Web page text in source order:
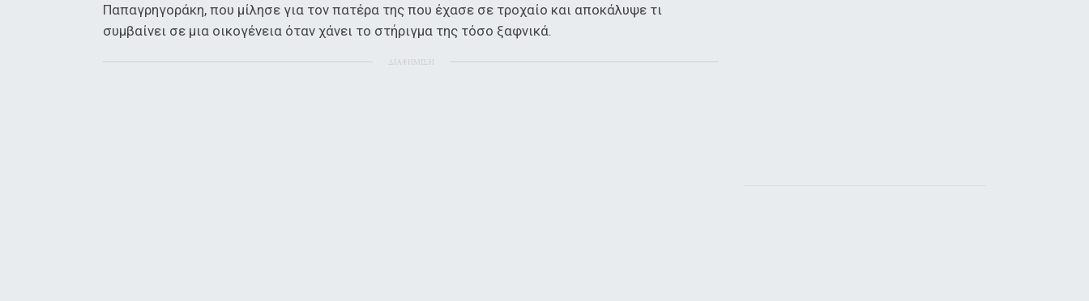
Παπαγρηγοράκη, που μίλησε για τον πατέρα της που έχασε σε τροχαίο και αποκάλυψε τι
συμβαίνει σε μια οικογένεια όταν χάνει το στήριγμα της τόσο ξαφνικά.
ΔΙΑΦΗΜΙΣΗ